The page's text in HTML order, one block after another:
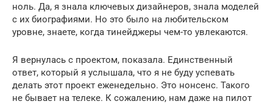
ноль. Да, я знала ключевых дизайнеров, знала моделей
с их биографиями. Но это было на любительском
уровне, знаете, когда тинейджеры чем-то увлекаются.
Я вернулась с проектом, показала. Единственный
ответ, который я услышала, что я не буду успевать
делать этот проект еженедельно. Это нонсенс. Такого
не бывает на телеке. К сожалению, нам даже на пилот